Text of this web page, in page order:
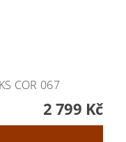
COR 067
2 799 Kč